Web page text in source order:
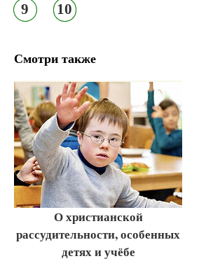
9 10
Смотри также
О христианской
рассудительности, особенных
детях и учёбе